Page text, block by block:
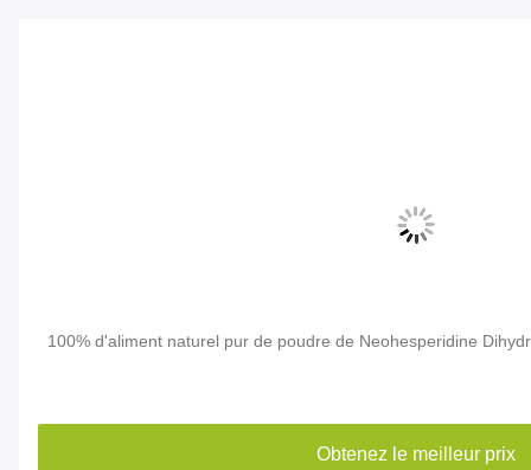
100% d'aliment naturel pur de poudre de Neohesperidine
Obtenez le meilleur prix